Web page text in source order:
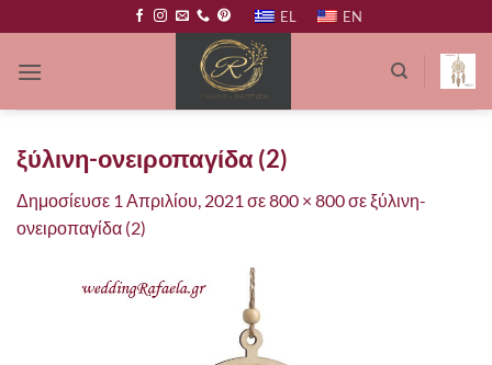
στο
περιεχόμενο
EL EN
ξύλινη-ονειροπαγίδα (2)
Δημοσίευσε 1 Απριλίου, 2021 σε800 × 800σεξύλινη-
ονειροπαγίδα (2)